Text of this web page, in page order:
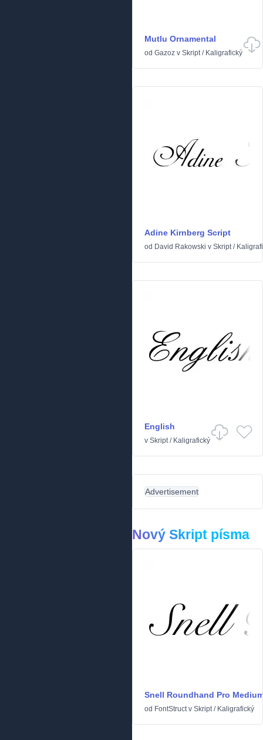
Mutlu Ornamental
od Gazoz v Skript/ Kaligrafický
Adine Kirnberg Script
od David Rakowski v Skript/
English
v Skript/ Kaligrafický
Advertisement
Nový Skript písma
Snell Roundhand Pro
od FontStructv Skript/ Kaligrafický